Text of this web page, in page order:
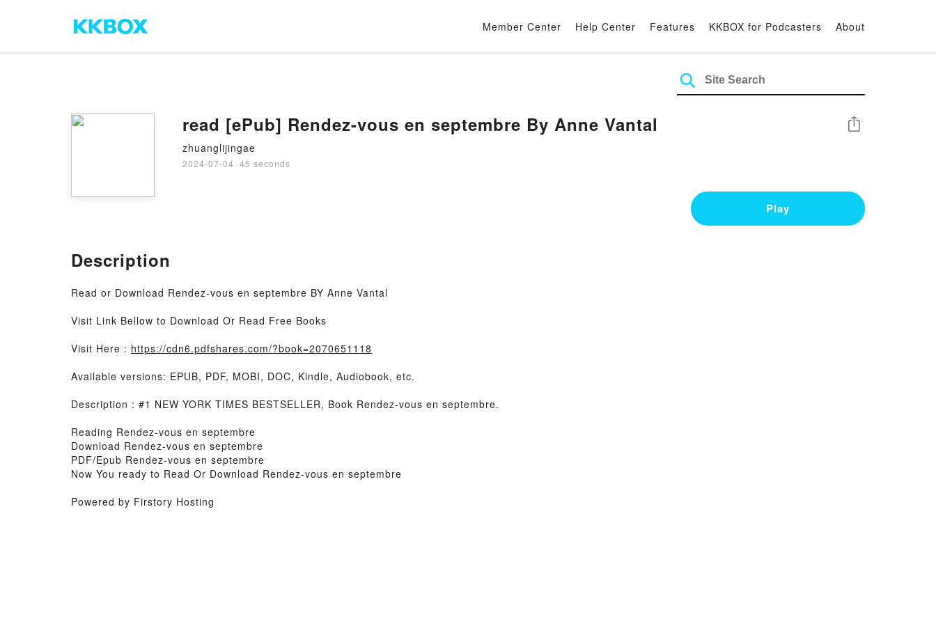
Member Center Help Center Features KKBOX for Podcasters About
read [ePub] Rendez-vous en septembre By Anne Vantal
zhuanglijingae
2024-07-04 · 45 seconds
Share
Play
Description
Read or Download Rendez-vous en septembre BY Anne Vantal
Visit Link Bellow to Download Or Read Free Books
Visit Here : https://cdn6.pdfshares.com/?book=2070651118
Available versions: EPUB, PDF, MOBI, DOC, Kindle, Audiobook, etc.
Description : #1 NEW YORK TIMES BESTSELLER, Book Rendez-vous en septembre.
Reading Rendez-vous en septembre
Download Rendez-vous en septembre
PDF/Epub Rendez-vous en septembre
Now You ready to Read Or Download Rendez-vous en septembre
Powered by Firstory Hosting